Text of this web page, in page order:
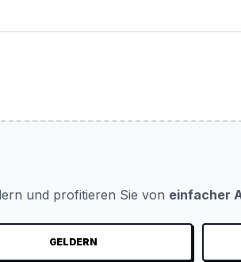
und profitieren Sie von einfacher
GELDERN